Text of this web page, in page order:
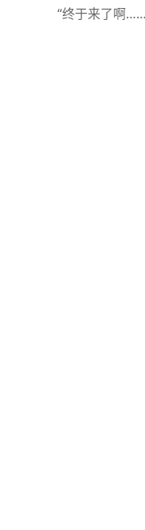
“终于来了啊